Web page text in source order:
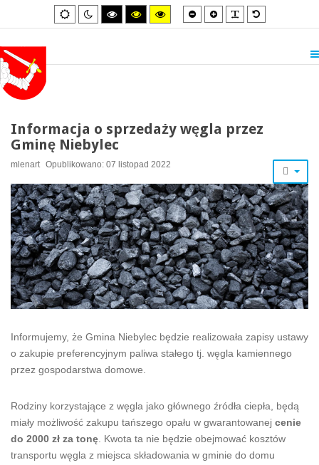
Default
mode
Night
mode
High
contrast
High
contrast
High
contrast
Smaller
font
Larger
font
Default
font
Informacja o sprzedaży węgla przez
Gminę Niebylec
mlenart Opublikowano: 07 listopad 2022
Informujemy, że Gmina Niebylec będzie realizowała zapisy ustawy
o zakupie preferencyjnym paliwa stałego tj. węgla kamiennego
przez gospodarstwa domowe.
Rodziny korzystające z węgla jako głównego źródła ciepła, będą
miały możliwość zakupu tańszego opału w gwarantowanej cenie
do 2000 zł za tonę. Kwota ta nie będzie obejmować kosztów
transportu węgla z miejsca składowania w gminie do domu